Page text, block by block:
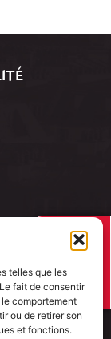
telles que les
fait de consentir
comportement
ou de retirer son
et fonctions.
J’AI UN
PROJET